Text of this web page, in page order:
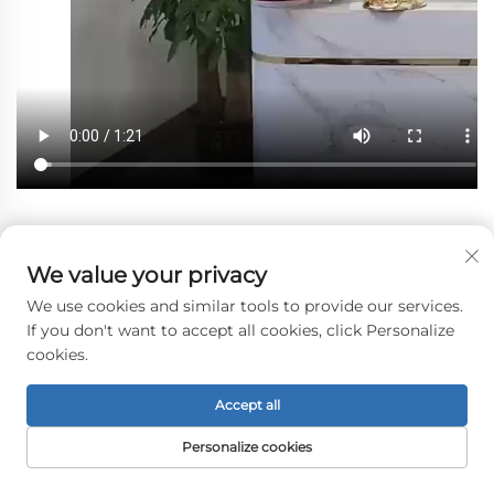
Ние сме професионална фабрика с повече от 16-годишен
опит в индустрията за LCD екрани и периферни
аксесоари за дисплеи, обхващаща
научноизследователска и развойна дейност, дизайн,
производство и сглобяване; години наред сме активно
ангажирани в тази област, за да предоставяме
висококачествени продукти и услуги.
Наши основни продукти
We value your privacy
We use cookies and similar tools to provide our services.
If you don't want to accept all cookies, click Personalize
cookies.
Personalize cookies
Accept all